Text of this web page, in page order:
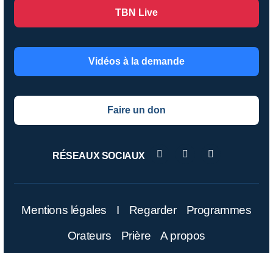
TBN Live
Vidéos à la demande
Faire un don
RÉSEAUX SOCIAUX
Mentions légales I Regarder
Programmes
Orateurs
Prière A propos